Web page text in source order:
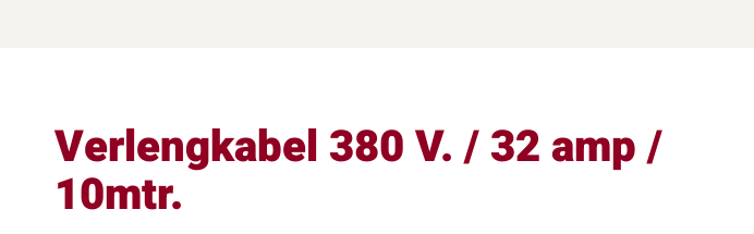
Verlengkabel 380 V. / 32 amp /
10mtr.